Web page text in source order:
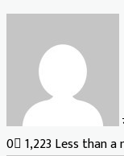
0 1,223 Less than a